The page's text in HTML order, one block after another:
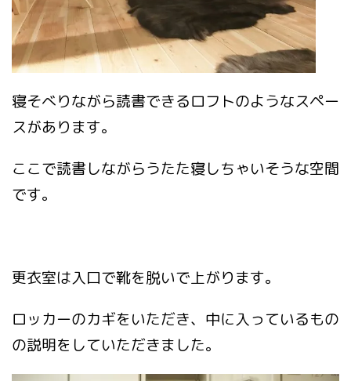
寝そべりながら読書できるロフトのようなスペー
スがあります。
ここで読書しながらうたた寝しちゃいそうな空間
です。
更衣室は入口で靴を脱いで上がります。
ロッカーのカギをいただき、中に入っているもの
の説明をしていただきました。